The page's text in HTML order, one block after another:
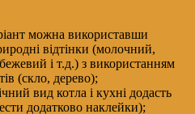
можна використавши
відтінки (молочний,
і т.д.) з використанням
(скло, дерево);
вид котла і кухні додасть
додатково наклейки);